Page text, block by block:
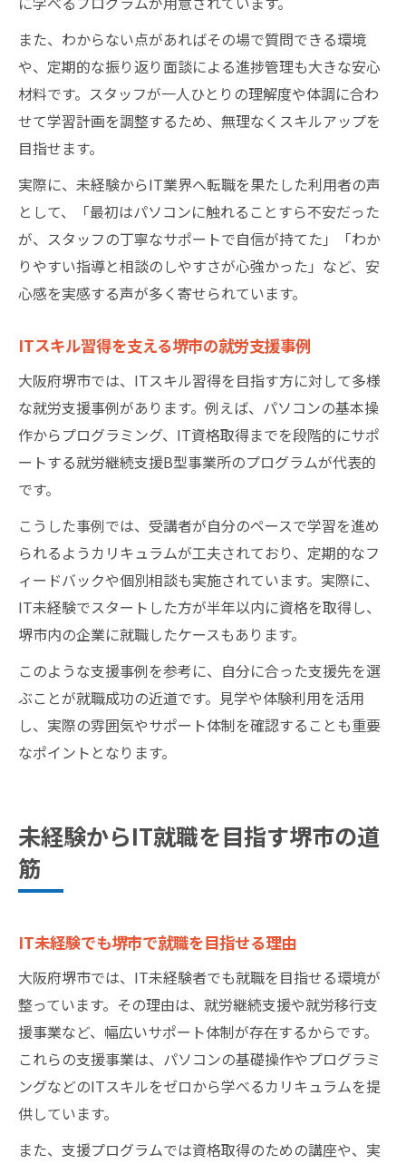
また、わからない点があればその場で質問できる環境
や、定期的な振り返り面談による進捗管理も大きな安心
材料です。スタッフが一人ひとりの理解度や体調に合わ
せて学習計画を調整するため、無理なくスキルアップを
目指せます。
実際に、未経験からIT業界へ転職を果たした利用者の声
として、「最初はパソコンに触れることすら不安だった
が、スタッフの丁寧なサポートで自信が持てた」「わか
りやすい指導と相談のしやすさが心強かった」など、安
心感を実感する声が多く寄せられています。
ITスキル習得を支える堺市の就労支援事例
大阪府堺市では、ITスキル習得を目指す方に対して多様
な就労支援事例があります。例えば、パソコンの基本操
作からプログラミング、IT資格取得までを段階的にサポ
ートする就労継続支援B型事業所のプログラムが代表的
です。
こうした事例では、受講者が自分のペースで学習を進め
られるようカリキュラムが工夫されており、定期的なフ
ィードバックや個別相談も実施されています。実際に、
IT未経験でスタートした方が半年以内に資格を取得し、
堺市内の企業に就職したケースもあります。
このような支援事例を参考に、自分に合った支援先を選
ぶことが就職成功の近道です。見学や体験利用を活用
し、実際の雰囲気やサポート体制を確認することも重要
なポイントとなります。
未経験からIT就職を目指す堺市の道
筋
IT未経験でも堺市で就職を目指せる理由
大阪府堺市では、IT未経験者でも就職を目指せる環境が
整っています。その理由は、就労継続支援や就労移行支
援事業など、幅広いサポート体制が存在するからです。
これらの支援事業は、パソコンの基礎操作やプログラミ
ングなどのITスキルをゼロから学べるカリキュラムを提
供しています。
また、支援プログラムでは資格取得のための講座や、実